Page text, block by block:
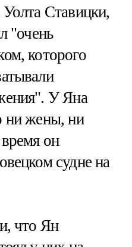
Ставицки,
"очень
которого
У Яна
ни жены, ни
он
судне на
что Ян